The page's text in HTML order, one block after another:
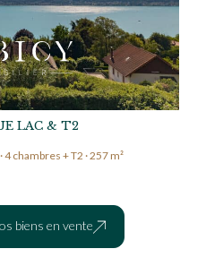
LAC & T2
4 chambres + T2 · 257 m²
biens en vente